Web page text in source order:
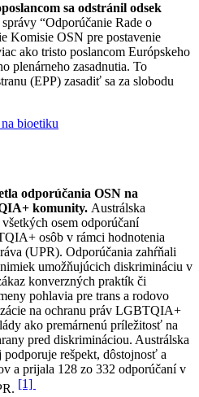
sa odstránil odsek
správy “Odporúčanie Rade o
Komisie OSN pre postavenie
ako tristo poslancom Európskeho
plenárneho zasadnutia. To
(EPP) zasadiť sa za slobodu
bioetiku
odporúčania OSN na
komunity. Austrálska
osem odporúčaní
osôb v rámci hodnotenia
(UPR). Odporúčania zahŕňali
umožňujúcich diskrimináciu v
konverzných praktík či
pohlavia pre trans a rodovo
na ochranu práv LGBTQIA+
ako premárnenú príležitosť na
pred diskrimináciou. Austrálska
rešpekt, dôstojnosť a
a prijala 128 zo 332 odporúčaní v
[1]